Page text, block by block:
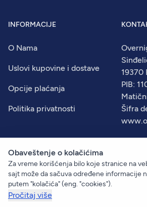
INFORMACIJE
O Nama
Uslovi kupovine i dostave
Opcije plaćanja
Politika privatnosti
19370
PIB:
Šifra
© 2026Overnight. Sva prava zadržana.
Created by:Dejan Vukelić
Obaveštenje o kolačićima
Za vreme korišćenja bilo koje stranice na
sajt može da sačuva određene informacije
putem "kolačića" (eng. "cookies").
Pročitaj više